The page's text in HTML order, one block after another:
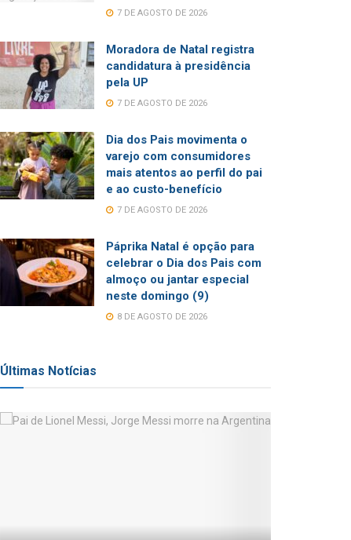
7 DE AGOSTO DE 2026
Moradora de Natal registra
candidatura à presidência
pela UP
7 DE AGOSTO DE 2026
Dia dos Pais movimenta o
varejo com consumidores
mais atentos ao perfil do pai
e ao custo-benefício
7 DE AGOSTO DE 2026
Páprika Natal é opção para
celebrar o Dia dos Pais com
almoço ou jantar especial
neste domingo (9)
8 DE AGOSTO DE 2026
Últimas Notícias